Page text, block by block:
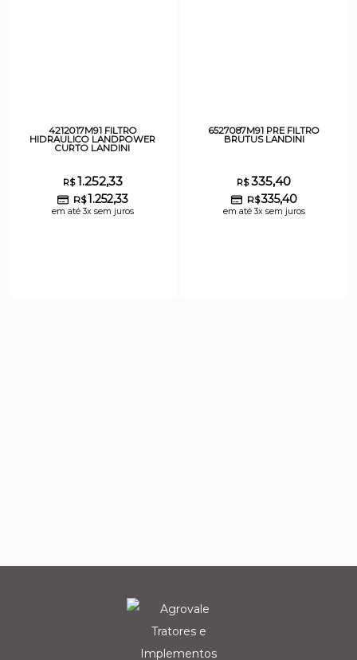
4212017M91 FILTRO
HIDRAULICO LANDPOWER
CURTO LANDINI
R$1.252,33
R$1.252,33
em até 3x sem juros
6527087M91 PRE FILTRO
BRUTUS LANDINI
R$335,40
R$335,40
em até 3x sem juros